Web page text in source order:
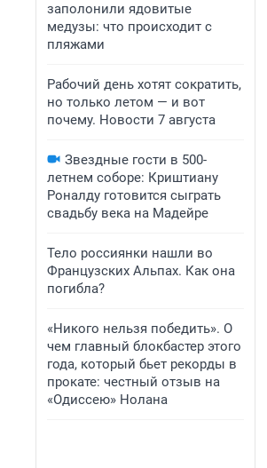
заполонили ядовитые
медузы: что происходит с
пляжами
Рабочий день хотят сократить,
но только летом — и вот
почему. Новости 7 августа
Звездные гости в 500-
летнем соборе: Криштиану
Роналду готовится сыграть
свадьбу века на Мадейре
Тело россиянки нашли во
Французских Альпах. Как она
погибла?
«Никого нельзя победить». О
чем главный блокбастер этого
года, который бьет рекорды в
прокате: честный отзыв на
«Одиссею» Нолана